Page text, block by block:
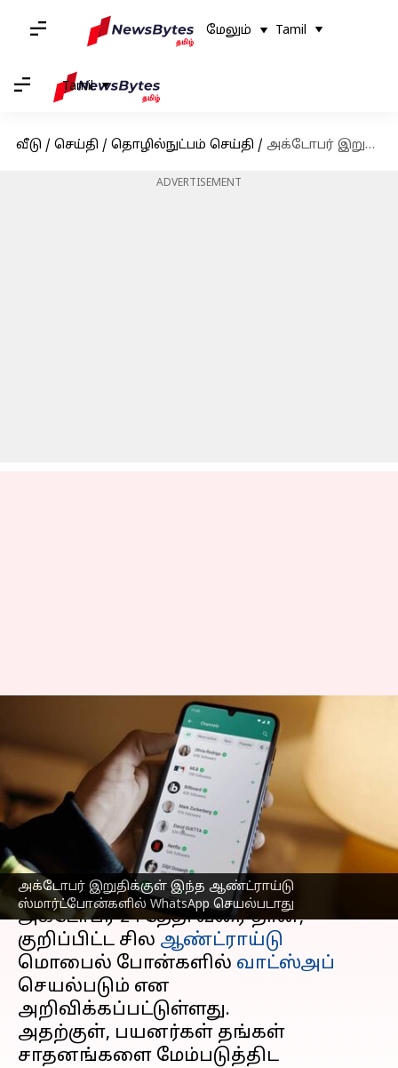
மேலும் Tamil
Tamil
வீடு / செய்தி / தொழில்நுட்பம் செய்தி / அக்டோபர் இறுதிக்குள் இந்த ஆண்ட்ராய்டு ஸ்மார்ட்போன்களில் WhatsApp செயல்படாது
ADVERTISEMENT
அக்டோபர் இறுதிக்குள் இந்த ஆண்ட்ராய்டு
ஸ்மார்ட்போன்களில் WhatsApp செயல்படாது
அக்டோபர் இறுதிக்குள்
இந்த ஆண்ட்ராய்டு
ஸ்மார்ட்போன்களில்
WhatsApp செயல்படாது
Venkatalakshmi V Oct 16, 2023
செய்தி முன்னோட்டம்
அக்டோபர் 24 தேதி வரை தான்,
குறிப்பிட்ட சில ஆண்ட்ராய்டு
மொபைல் போன்களில் வாட்ஸ்அப்
செயல்படும் என
அறிவிக்கப்பட்டுள்ளது.
அதற்குள், பயனர்கள் தங்கள்
சாதனங்களை மேம்படுத்திட